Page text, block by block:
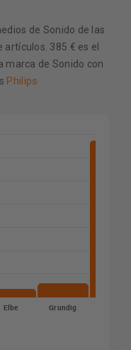
de Sonido de las
385 € es el
marca de Sonido con
Philips
Elbe Grundig